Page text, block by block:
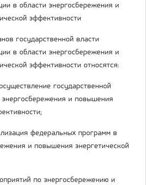
в области энергосбережения и
эффективности
государственной власти
в области энергосбережения и
эффективности относятся:
государственной
энергосбережения и повышения
федеральных программ в
и повышения энергетической
по энергосбережению и